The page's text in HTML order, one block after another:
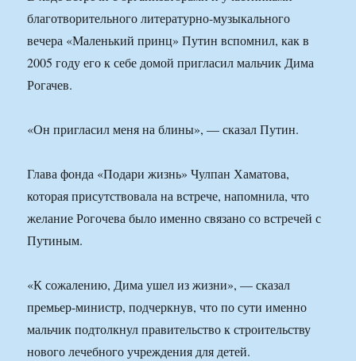
благотворительного литературно-музыкального
вечера «Маленький принц» Путин вспомнил, как в
2005 году его к себе домой пригласил мальчик Дима
Рогачев.
«Он пригласил меня на блины», — сказал Путин.
Глава фонда «Подари жизнь» Чулпан Хаматова,
которая присутствовала на встрече, напомнила, что
желание Рогочева было именно связано со встречей с
Путиным.
«К сожалению, Дима ушел из жизни», — сказал
премьер-министр, подчеркнув, что по сути именно
мальчик подтолкнул правительство к строительству
нового лечебного учреждения для детей.